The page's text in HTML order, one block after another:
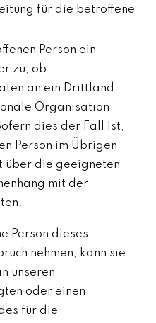
für die betroffene
Person ein
zu, ob
an ein Drittland
Organisation
dies der Fall ist,
Person im Übrigen
über die geeigneten
mit der
Person dieses
nehmen, kann sie
unseren
oder einen
für die